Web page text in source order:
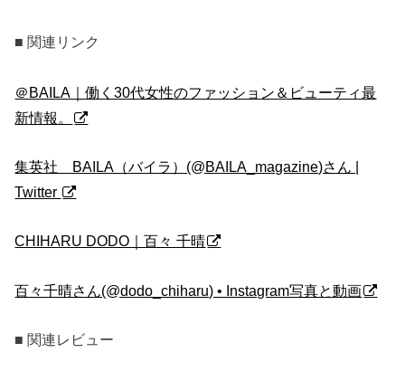
■ 関連リンク
＠BAILA｜働く30代女性のファッション＆ビューティ最
新情報。
集英社 BAILA（バイラ）(@BAILA_magazine)さん |
Twitter
CHIHARU DODO｜百々 千晴
百々千晴さん(@dodo_chiharu) • Instagram写真と動画
■ 関連レビュー